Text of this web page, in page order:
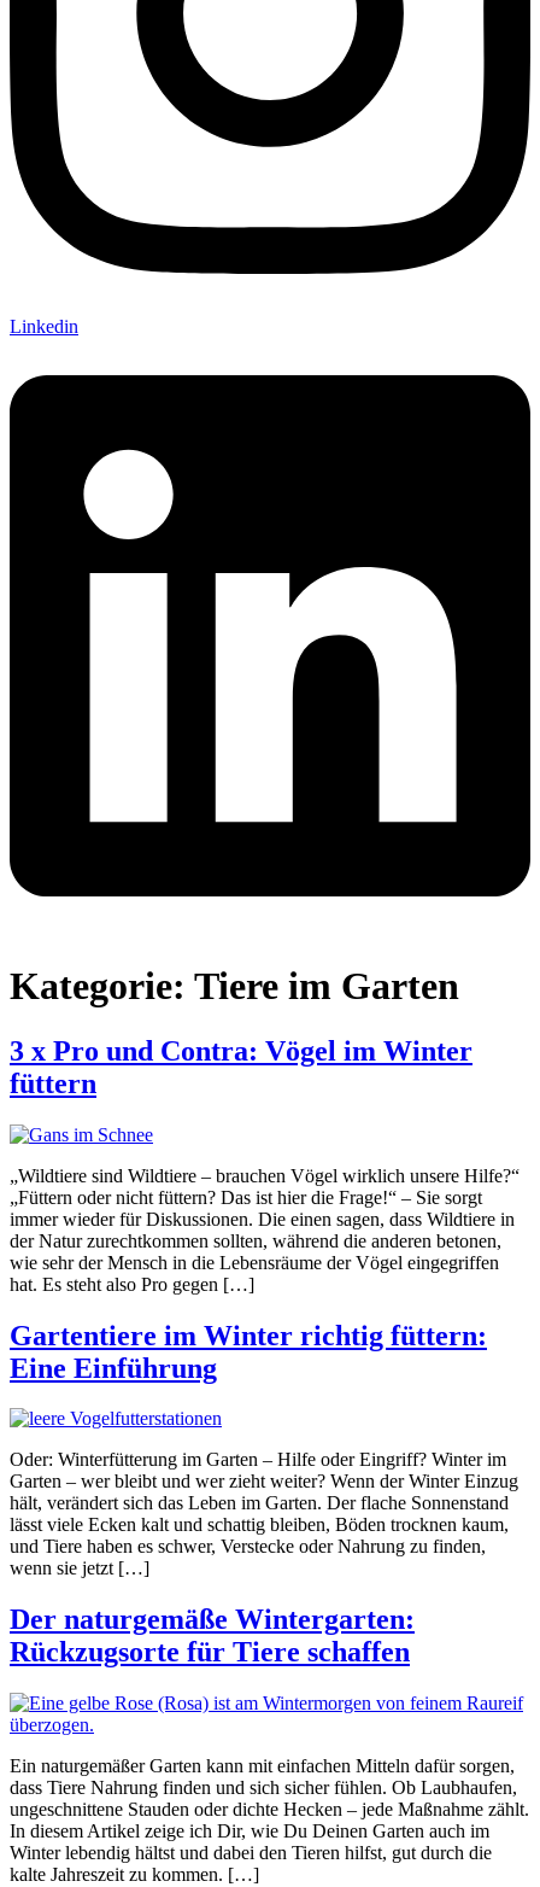
Linkedin
Kategorie: Tiere im Garten
3 x Pro und Contra: Vögel im Winter
füttern
„Wildtiere sind Wildtiere – brauchen Vögel wirklich unsere Hilfe?“
„Füttern oder nicht füttern? Das ist hier die Frage!“ – Sie sorgt
immer wieder für Diskussionen. Die einen sagen, dass Wildtiere in
der Natur zurechtkommen sollten, während die anderen betonen,
wie sehr der Mensch in die Lebensräume der Vögel eingegriffen
hat. Es steht also Pro gegen […]
Gartentiere im Winter richtig füttern:
Eine Einführung
Oder: Winterfütterung im Garten – Hilfe oder Eingriff? Winter im
Garten – wer bleibt und wer zieht weiter? Wenn der Winter Einzug
hält, verändert sich das Leben im Garten. Der flache Sonnenstand
lässt viele Ecken kalt und schattig bleiben, Böden trocknen kaum,
und Tiere haben es schwer, Verstecke oder Nahrung zu finden,
wenn sie jetzt […]
Der naturgemäße Wintergarten:
Rückzugsorte für Tiere schaffen
Ein naturgemäßer Garten kann mit einfachen Mitteln dafür sorgen,
dass Tiere Nahrung finden und sich sicher fühlen. Ob Laubhaufen,
ungeschnittene Stauden oder dichte Hecken – jede Maßnahme zählt.
In diesem Artikel zeige ich Dir, wie Du Deinen Garten auch im
Winter lebendig hältst und dabei den Tieren hilfst, gut durch die
kalte Jahreszeit zu kommen. […]